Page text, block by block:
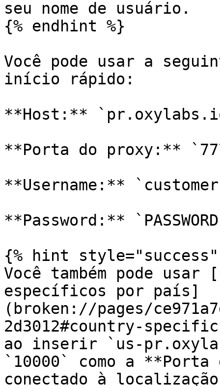
seu nome de usuário.
{% endhint %}
Você pode usar a
início rápido:
**Host:**
**Porta do proxy:**
**Username:** `customer-
**Password:**
{% hint style="success"
Você também pode usar
específicos por país]
(broken://pages/
2d3012#country-
ao inserir `us-
`10000` como a
conectado à